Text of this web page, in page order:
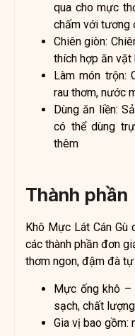
qua cho mực
chấm với tương
Chiên giòn:
thích hợp ăn
Làm món trộn:
rau thơm, nước
Dùng ăn liền:
có thể dùng
thêm
Thành phần
Khô Mực Lát Cán
các thành phần đơn
thơm ngon, đậm đà tự
Mực ống khô –
sạch, chất
Gia vị bao gồm: